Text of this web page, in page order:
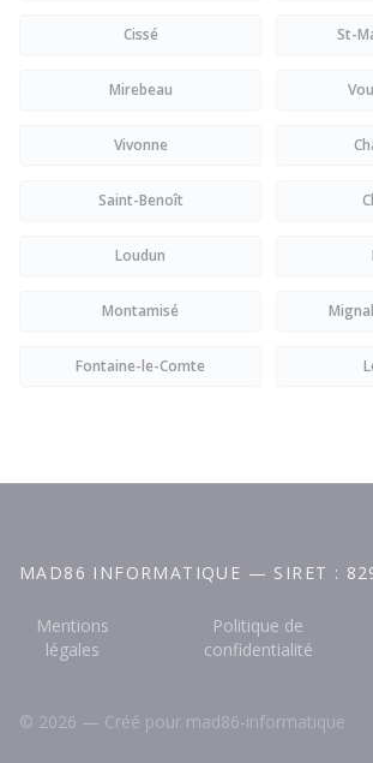
Cissé St-
Mirebeau
Vivonne
Saint-Benoît
Loudun
Montamisé
Fontaine-le-Comte
MAD86 INFORMATIQUE — SIRET :
Mentions
légales
Politique de
confidentialité
© 2026 — Créé pour mad86-informatique